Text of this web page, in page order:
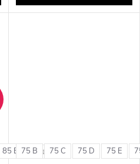
85 B + ďalšie
75 B 75 C 75 D 75 E